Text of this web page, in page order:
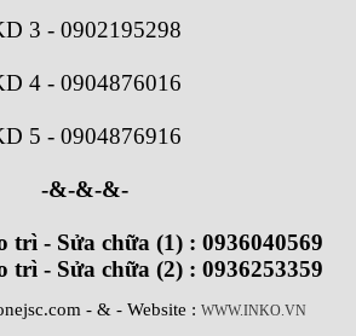
3 - 0902195298
4 - 0904876016
5 - 0904876916
-&-&-&-
trì - Sửa chữa (1) : 0936040569
trì - Sửa chữa (2) : 0936253359
- & - Website : WWW.INKO.VN